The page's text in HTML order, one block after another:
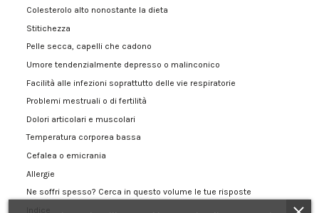
Colesterolo alto nonostante la dieta
Stitichezza
Pelle secca, capelli che cadono
Umore tendenzialmente depresso o malinconico
Facilità alle infezioni soprattutto delle vie respiratorie
Problemi mestruali o di fertilità
Dolori articolari e muscolari
Temperatura corporea bassa
Cefalea o emicrania
Allergie
Ne soffri spesso? Cerca in questo volume le tue risposte